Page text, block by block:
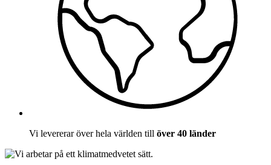
Vi levererar över hela världen till över 40 länder